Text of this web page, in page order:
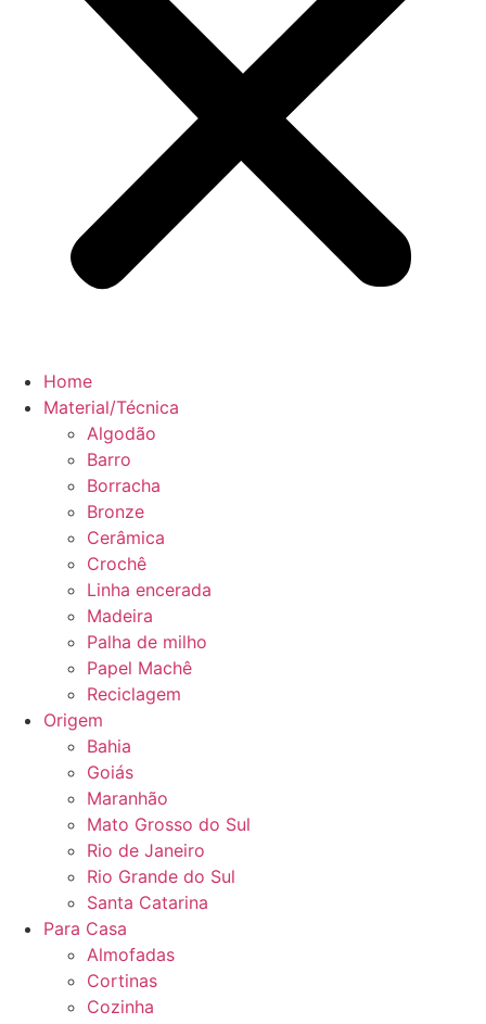
Home
Material/Técnica
Algodão
Barro
Borracha
Bronze
Cerâmica
Crochê
Linha encerada
Madeira
Palha de milho
Papel Machê
Reciclagem
Origem
Bahia
Goiás
Maranhão
Mato Grosso do Sul
Rio de Janeiro
Rio Grande do Sul
Santa Catarina
Para Casa
Almofadas
Cortinas
Cozinha